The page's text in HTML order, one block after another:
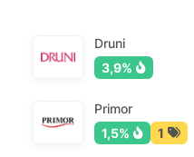
Druni
3,9%
Primor
1,5%
1